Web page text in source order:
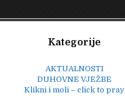
Kategorije
AKTUALNOSTI
DUHOVNE VJEŽBE
Klikni i moli – click to pray